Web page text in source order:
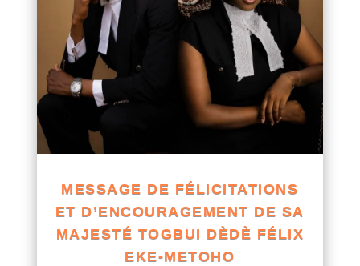
MESSAGE DE FÉLICITATIONS
ET D’ENCOURAGEMENT DE SA
MAJESTÉ TOGBUI DÈDÈ FÉLIX
EKE-METOHO